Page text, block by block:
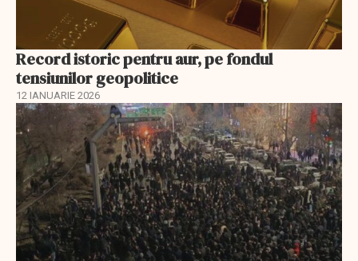
Record istoric pentru aur, pe fondul
tensiunilor geopolitice
12 IANUARIE 2026